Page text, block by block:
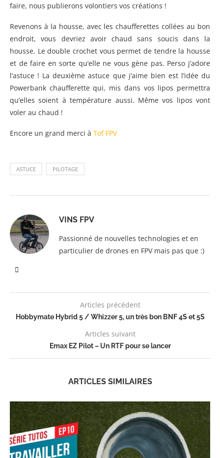
faire, nous publierons volontiers vos créations !
Revenons à la housse, avec les chaufferettes collées au bon
endroit, vous devriez avoir chaud sans soucis dans la
housse. Le double crochet vous permet de tendre la housse
et de faire en sorte qu’elle ne vous gène pas. Perso j’adore
l’astuce ! La deuxième astuce que j’aime bien est l’idée du
Powerbank chaufferette qui, mis dans vos lipos permettra
qu’elles soient à température aussi. Même vos lipos vont
voler au chaud !
Encore un grand merci à Tof FPV
ASTUCE PILOTAGE
VINS FPV
Passionné de nouvelles technologies et en
particulier de drones en FPV mais pas que :)
Articles précédent
Hobbymate Hybrid 5 / Whizzer 5, un très bon BNF 4S et 5S
Articles suivant
Emax EZ Pilot – Un RTF pour se lancer
ARTICLES SIMILAIRES